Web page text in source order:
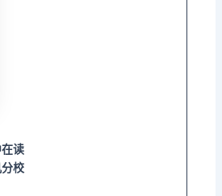
读
校